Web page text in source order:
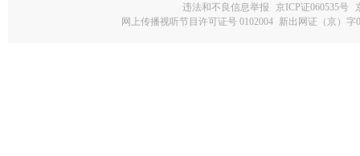
违法和不良信息举报 京ICP证060535号
网上传播视听节目许可证号 0102004 新出网证（京）